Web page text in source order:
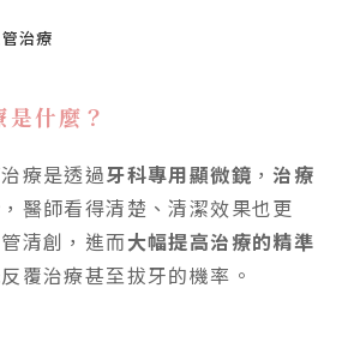
根管治療比較表格
治療
什麼？
療是透過牙科專用顯微鏡 ，治療
，醫師看得清楚、清潔效果也更
清創，進而大幅提高治療的精準
覆治療甚至拔牙的機率。